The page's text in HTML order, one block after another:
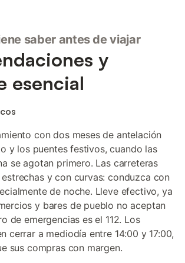
saber antes de viajar
y
esencial
con dos meses de antelación
y los puentes festivos, cuando las
se agotan primero. Las carreteras
y con curvas: conduzca con
de noche. Lleve efectivo, ya
y bares de pueblo no aceptan
de emergencias es el 112. Los
cerrar a mediodía entre 14:00 y 17:00,
sus compras con margen.